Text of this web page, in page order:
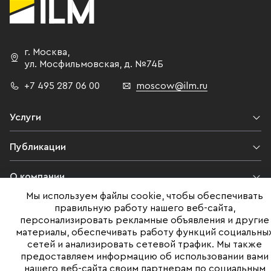
зданиями, выход на рынок которых
изначально был запланирован на
Источник: CRE.RU
заводам,
снять офис,
с известным
который
г. Москва
ул. Мосфильмовская,
д. №74Б
+7 495 287 06 00 moscow@ilm.ru
Услуги
Публикации
О компании
Юридическая информация
Мы используем файлы cookie, чтобы обеспечивать
правильную работу нашего веб-сайта,
персонализировать рекламные объявления и другие
материалы, обеспечивать работу функций
сетей и анализировать сетевой трафик. Мы также
предоставляем информацию об использовании вами
нашего веб-сайта своим партнерам по социальным